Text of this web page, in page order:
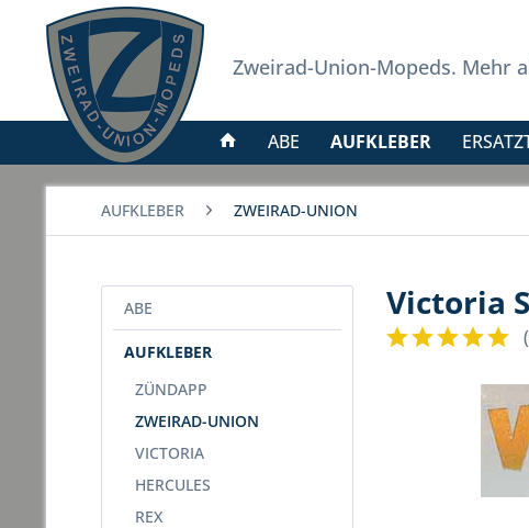
Zweirad-Union-Mopeds. Mehr
ABE AUFKLEBER
AUFKLEBER ZWEIRAD-UNION
ABE
AUFKLEBER
ZÜNDAPP
ZWEIRAD-UNION
VICTORIA
HERCULES
REX
Victoria
(